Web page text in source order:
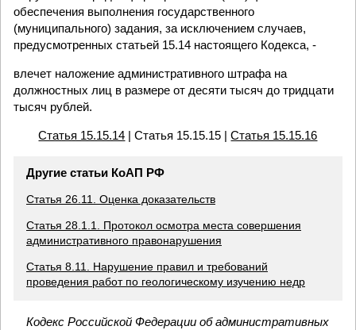
обеспечения выполнения государственного
(муниципального) задания, за исключением случаев,
предусмотренных статьей 15.14 настоящего Кодекса, -
влечет наложение административного штрафа на
должностных лиц в размере от десяти тысяч до тридцати
тысяч рублей.
Статья 15.15.14 | Статья 15.15.15 |Статья 15.15.16
Другие статьи КоАП РФ
Статья 26.11. Оценка доказательств
Статья 28.1.1. Протокол осмотра места совершения
административного правонарушения
Статья 8.11. Нарушение правил и требований
проведения работ по геологическому изучению недр
Кодекс Российской Федерации об административных